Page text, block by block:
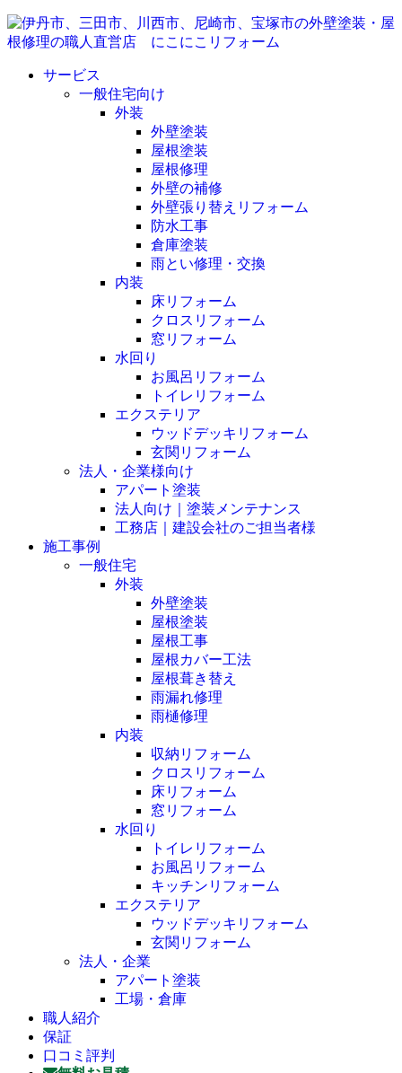
サービス
一般住宅向け
外装
外壁塗装
屋根塗装
屋根修理
外壁の補修
外壁張り替えリフォーム
防水工事
倉庫塗装
雨とい修理・交換
内装
床リフォーム
クロスリフォーム
窓リフォーム
水回り
お風呂リフォーム
トイレリフォーム
エクステリア
ウッドデッキリフォーム
玄関リフォーム
法人・企業様向け
アパート塗装
法人向け｜塗装メンテナンス
工務店｜建設会社のご担当者様
施工事例
一般住宅
外装
外壁塗装
屋根塗装
屋根工事
屋根カバー工法
屋根葺き替え
雨漏れ修理
雨樋修理
内装
収納リフォーム
クロスリフォーム
床リフォーム
窓リフォーム
水回り
トイレリフォーム
お風呂リフォーム
キッチンリフォーム
エクステリア
ウッドデッキリフォーム
玄関リフォーム
法人・企業
アパート塗装
工場・倉庫
職人紹介
保証
口コミ評判